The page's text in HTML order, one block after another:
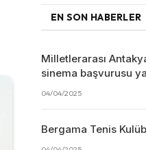
EN SON HABERLER
Milletlerarası
sinema başvurusu
04/04/2025
Bergama Tenis